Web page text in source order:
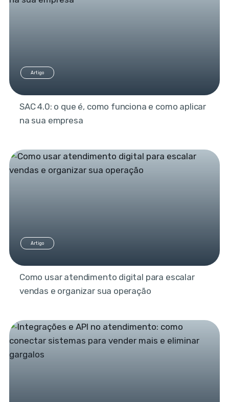
Artigo
SAC 4.0: o que é, como funciona e como aplicar
na sua empresa
Artigo
Como usar atendimento digital para escalar
vendas e organizar sua operação